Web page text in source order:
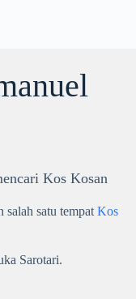
Kos Kosan
satu tempat Kos
Sarotari.